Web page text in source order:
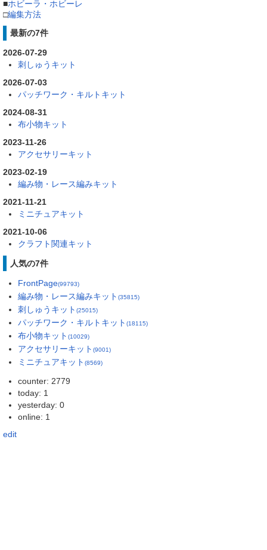
■ホビーラ・ホビーレ
□編集方法
最新の7件
2026-07-29
刺しゅうキット
2026-07-03
パッチワーク・キルトキット
2024-08-31
布小物キット
2023-11-26
アクセサリーキット
2023-02-19
編み物・レース編みキット
2021-11-21
ミニチュアキット
2021-10-06
クラフト関連キット
人気の7件
FrontPage(99793)
編み物・レース編みキット (35815)
刺しゅうキット (25015)
パッチワーク・キルトキット (18115)
布小物キット (10029)
アクセサリーキット (9001)
ミニチュアキット (8569)
counter: 2779
today: 1
yesterday: 0
online: 1
edit